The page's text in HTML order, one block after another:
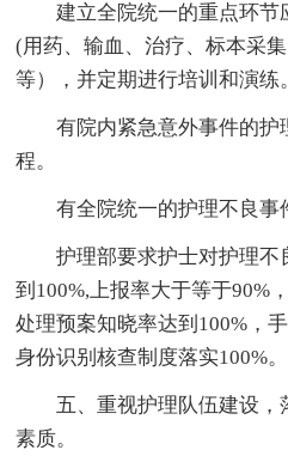
建立全院统一的重点环
(用药、输血、治疗、标本采
等），并定期进行培训和演练。
有院内紧急意外事件的
程。
有全院统一的护理不良事
护理部要求护士对护理
到100%,上报率大于等于90%
处理预案知晓率达到100%，
身份识别核查制度落实100%。
五、重视护理队伍建设
素质。